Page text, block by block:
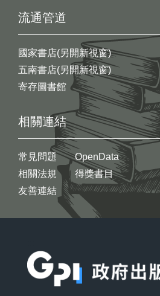
流通管道
國家書店(另開新視窗)
五南書店(另開新視窗)
寄存圖書館
相關連結
常見問題
相關法規
友善連結
OpenData
得獎書目